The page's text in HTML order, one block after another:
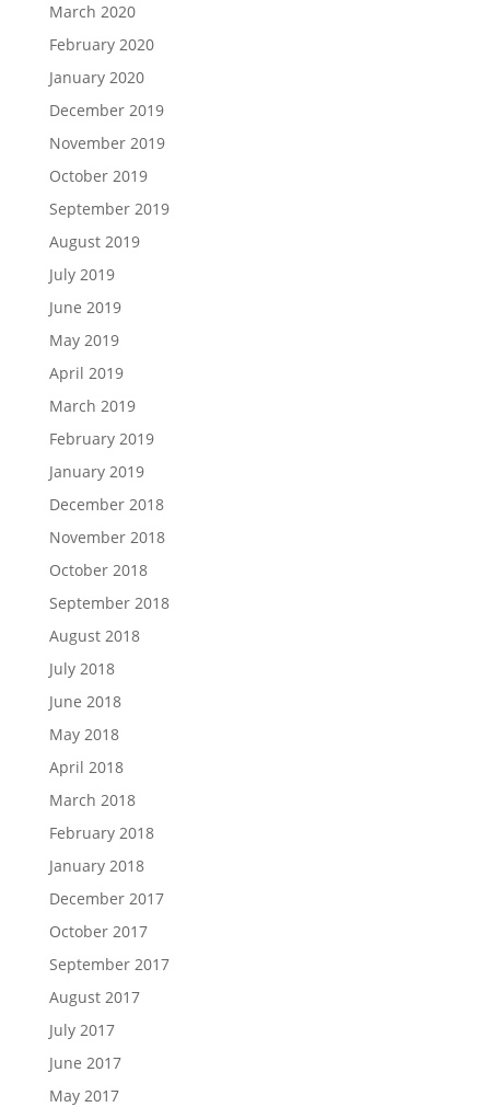
March 2020
February 2020
January 2020
December 2019
November 2019
October 2019
September 2019
August 2019
July 2019
June 2019
May 2019
April 2019
March 2019
February 2019
January 2019
December 2018
November 2018
October 2018
September 2018
August 2018
July 2018
June 2018
May 2018
April 2018
March 2018
February 2018
January 2018
December 2017
October 2017
September 2017
August 2017
July 2017
June 2017
May 2017